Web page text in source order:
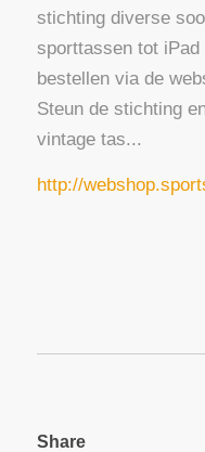
stichting diverse
sporttassen tot
bestellen via de
Steun de stichting
vintage tas...
http://
Share